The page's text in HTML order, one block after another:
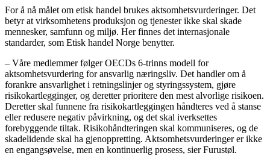
For å nå målet om etisk handel brukes aktsomhetsvurderinger. Det
betyr at virksomhetens produksjon og tjenester ikke skal skade
mennesker, samfunn og miljø. Her finnes det internasjonale
standarder, som Etisk handel Norge benytter.
– Våre medlemmer følger OECDs 6-trinns modell for
aktsomhetsvurdering for ansvarlig næringsliv. Det handler om å
forankre ansvarlighet i retningslinjer og styringssystem, gjøre
risikokartlegginger, og deretter prioritere den mest alvorlige risikoen.
Deretter skal funnene fra risikokartleggingen håndteres ved å stanse
eller redusere negativ påvirkning, og det skal iverksettes
forebyggende tiltak. Risikohåndteringen skal kommuniseres, og de
skadelidende skal ha gjenoppretting. Aktsomhetsvurderinger er ikke
en engangsøvelse, men en kontinuerlig prosess, sier Furustøl.